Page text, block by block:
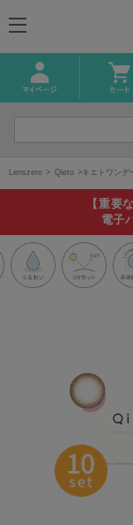
Lenszero Qieto キエトワンデ
【重要
電子